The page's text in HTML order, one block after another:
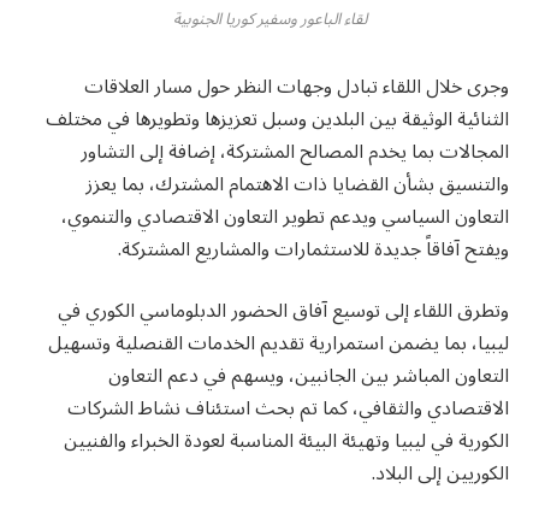
لقاء الباعور وسفير كوريا الجنوبية
وجرى خلال اللقاء تبادل وجهات النظر حول مسار العلاقات
الثنائية الوثيقة بين البلدين وسبل تعزيزها وتطويرها في مختلف
المجالات بما يخدم المصالح المشتركة، إضافة إلى التشاور
والتنسيق بشأن القضايا ذات الاهتمام المشترك، بما يعزز
التعاون السياسي ويدعم تطوير التعاون الاقتصادي والتنموي،
ويفتح آفاقاً جديدة للاستثمارات والمشاريع المشتركة.
وتطرق اللقاء إلى توسيع آفاق الحضور الدبلوماسي الكوري في
ليبيا، بما يضمن استمرارية تقديم الخدمات القنصلية وتسهيل
التعاون المباشر بين الجانبين، ويسهم في دعم التعاون
الاقتصادي والثقافي، كما تم بحث استئناف نشاط الشركات
الكورية في ليبيا وتهيئة البيئة المناسبة لعودة الخبراء والفنيين
الكوريين إلى البلاد.